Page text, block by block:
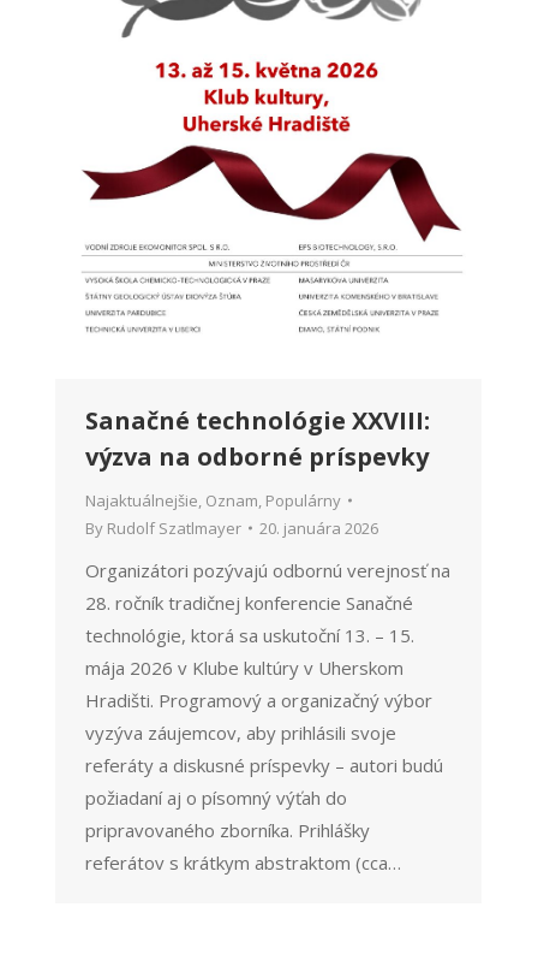
Sanačné technológie XXVIII:
výzva na odborné príspevky
Najaktuálnejšie, Oznam, Populárny
By Rudolf Szatlmayer 20. januára 2026
Organizátori pozývajú odbornú verejnosť na
28. ročník tradičnej konferencie Sanačné
technológie, ktorá sa uskutoční 13. – 15.
mája 2026 v Klube kultúry v Uherskom
Hradišti. Programový a organizačný výbor
vyzýva záujemcov, aby prihlásili svoje
referáty a diskusné príspevky – autori budú
požiadaní aj o písomný výťah do
pripravovaného zborníka. Prihlášky
referátov s krátkym abstraktom (cca…